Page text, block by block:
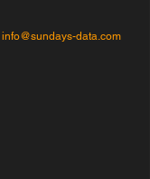
info@sundays-data.com